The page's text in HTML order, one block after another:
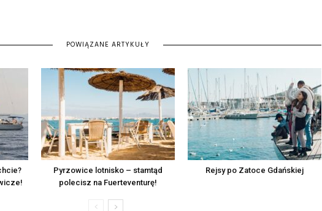
POWIĄZANE ARTYKUŁY
Pyrzowice lotnisko – stamtąd
polecisz na Fuerteventurę!
Rejsy po Zatoce Gdańskiej